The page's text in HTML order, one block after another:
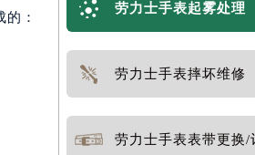
：
劳力士手表起雾处理
劳力士手表摔坏维修
劳力士手表表带更换/